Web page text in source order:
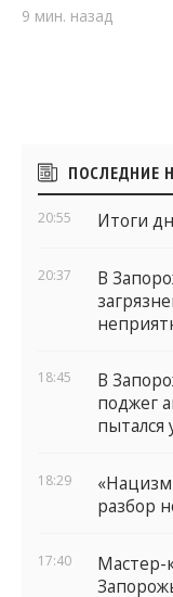
9 мин. назад
Боковые
виджеты
ПОСЛЕДНИЕ
20:55 Итоги
20:37
В
18:45
В
поджег
пытался
18:29
«Нацизм
разбор
17:40
Мастер-